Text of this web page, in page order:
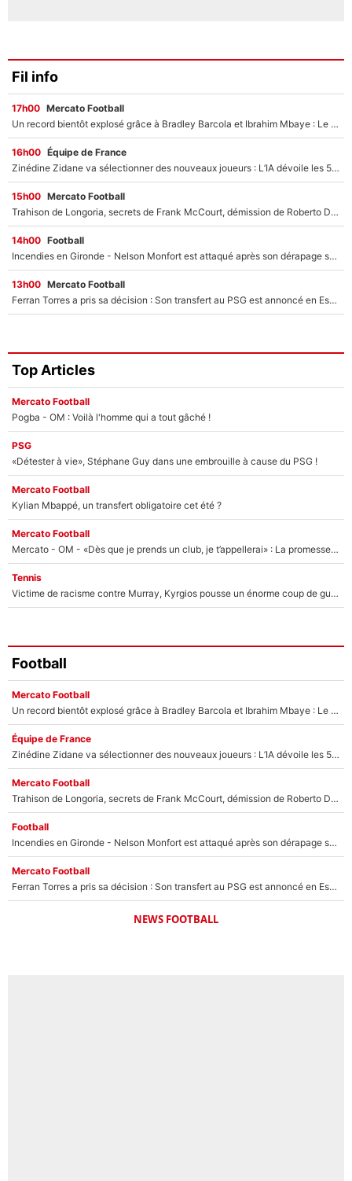
Fil info
17h00 Mercato Football
Un record bientôt explosé grâce à Bradley Barcola et Ibrahim Mbaye : Le PSG sur le point de réaliser un mercato historique ?
16h00 Équipe de France
Zinédine Zidane va sélectionner des nouveaux joueurs : L’IA dévoile les 5 cracks qui pourraient rapidement le rejoindre en équipe de France !
15h00 Mercato Football
Trahison de Longoria, secrets de Frank McCourt, démission de Roberto De Zerbi : Medhi Benatia se lâche sur son départ de l'OM et fait d'importantes révélations
14h00 Football
Incendies en Gironde - Nelson Monfort est attaqué après son dérapage sur CNews : «Et lui, il prend combien pour parler dans un studio climatisé?»
13h00 Mercato Football
Ferran Torres a pris sa décision : Son transfert au PSG est annoncé en Espagne !
Top Articles
Mercato Football
Pogba - OM : Voilà l'homme qui a tout gâché !
PSG
«Détester à vie», Stéphane Guy dans une embrouille à cause du PSG !
Mercato Football
Kylian Mbappé, un transfert obligatoire cet été ?
Mercato Football
Mercato - OM - «Dès que je prends un club, je t’appellerai» : La promesse de Marcelino au moment de claquer la porte
Tennis
Victime de racisme contre Murray, Kyrgios pousse un énorme coup de gueule !
Football
Mercato Football
Un record bientôt explosé grâce à Bradley Barcola et Ibrahim Mbaye : Le PSG sur le point de réaliser un mercato historique ?
Équipe de France
Zinédine Zidane va sélectionner des nouveaux joueurs : L’IA dévoile les 5 cracks qui pourraient rapidement le rejoindre en équipe de France !
Mercato Football
Trahison de Longoria, secrets de Frank McCourt, démission de Roberto De Zerbi : Medhi Benatia se lâche sur son départ de l'OM et fait d'importantes révélations
Football
Incendies en Gironde - Nelson Monfort est attaqué après son dérapage sur CNews : «Et lui, il prend combien pour parler dans un studio climatisé?»
Mercato Football
Ferran Torres a pris sa décision : Son transfert au PSG est annoncé en Espagne !
NEWS FOOTBALL